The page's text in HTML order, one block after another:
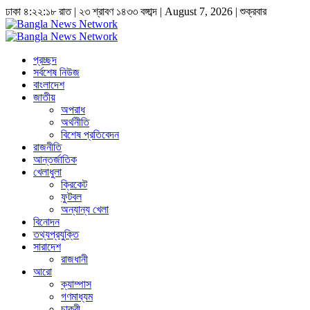
ঢাকা ৪:২২:১৯ রাত| ২৩ শ্রাবণ ১৪৩৩ বঙ্গাব্দ | August 7, 2026 |শুক্রবার
প্রচ্ছদ
সর্বশেষ নিউজ
বাংলাদেশ
জাতীয়
অপরাধ
অর্থনীতি
বিশেষ প্রতিবেদন
রাজনীতি
আন্তর্জাতিক
খেলাধুলা
ক্রিকেট
ফুটবল
অন্যান্য খেলা
বিনোদন
তথ্যপ্রযুক্তি
সারাদেশ
রাজধানী
আরো
ক্যাম্পাস
গণমাধ্যম